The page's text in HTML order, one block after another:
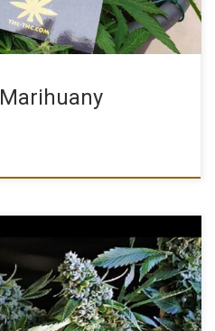
TOP 5 odmian marihuany, które